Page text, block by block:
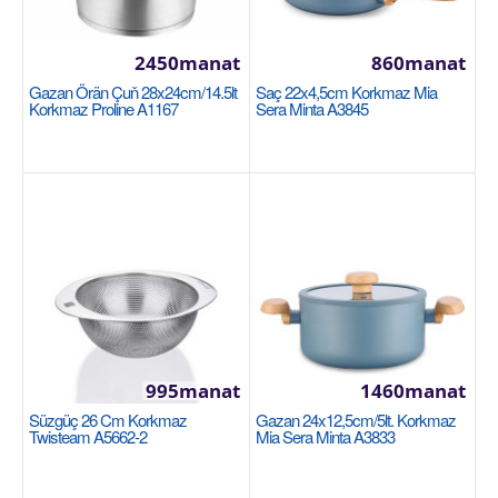
Saç 28x5,5cm Korkmaz Ornella Sera Vanilla
A3981
и больших порций еды. Материал: Прочный, с
1130manat
Sebede Goş
+ Garşylaşdyrmaga goş
Halananlara goş
Gazan Örän Çuň 28x24cm/14.5lt
Korkmaz Proline A1167
2450manat
Saç 22x4,5cm Korkmaz Mia
Sera Minta A3845
860manat
Süzgüç 26 Cm Korkmaz
Twisteam A5662-2
995manat
Gazan 24x12,5cm/5lt. Korkmaz
Mia Sera Minta A3833
1460manat